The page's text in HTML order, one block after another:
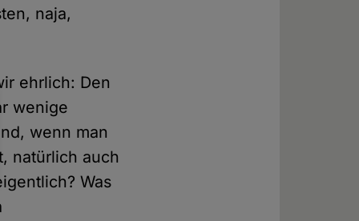
naja,
ehrlich: Den
wenige
wenn man
natürlich auch
Was